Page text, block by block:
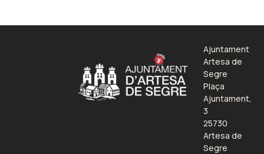
Ajuntament
Artesa de
Segre
Plaça
Ajuntament,
3
25730
Artesa de
Segre